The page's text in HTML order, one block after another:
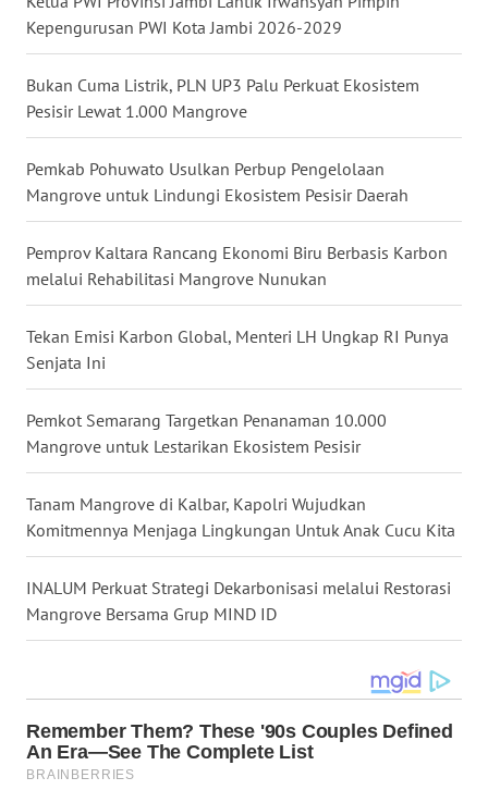
Kepengurusan PWI Kota Jambi 2026-2029
Bukan Cuma Listrik, PLN UP3 Palu Perkuat Ekosistem
Pesisir Lewat 1.000 Mangrove
Pemkab Pohuwato Usulkan Perbup Pengelolaan
Mangrove untuk Lindungi Ekosistem Pesisir Daerah
Pemprov Kaltara Rancang Ekonomi Biru Berbasis Karbon
melalui Rehabilitasi Mangrove Nunukan
Tekan Emisi Karbon Global, Menteri LH Ungkap RI Punya
Senjata Ini
Pemkot Semarang Targetkan Penanaman 10.000
Mangrove untuk Lestarikan Ekosistem Pesisir
Tanam Mangrove di Kalbar, Kapolri Wujudkan
Komitmennya Menjaga Lingkungan Untuk Anak Cucu Kita
INALUM Perkuat Strategi Dekarbonisasi melalui Restorasi
Mangrove Bersama Grup MIND ID
WN
WN
WN
DAIRI
WN
DANAU
TOBA
WN
NIAS
WN
SELATAN
LESUNG
WN
KARO